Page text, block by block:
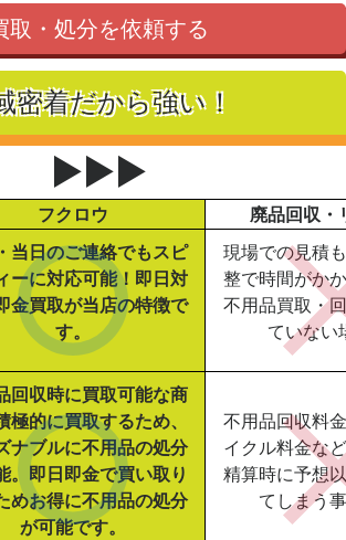
取・処分を依頼する
密着だから強い！
▶▶▶
フクロウ 廃品回収・
当日のご連絡でもスピ
ーに対応可能！即日対
金買取が当店の特徴で
す。
現場での見積
整で時間がか
不用品買取・
ていない
回収時に買取可能な商
極的に買取するため、
ナブルに不用品の処分
。即日即金で買い取り
めお得に不用品の処分
が可能です。
不用品回収料
イクル料金な
精算時に予想
てしまう